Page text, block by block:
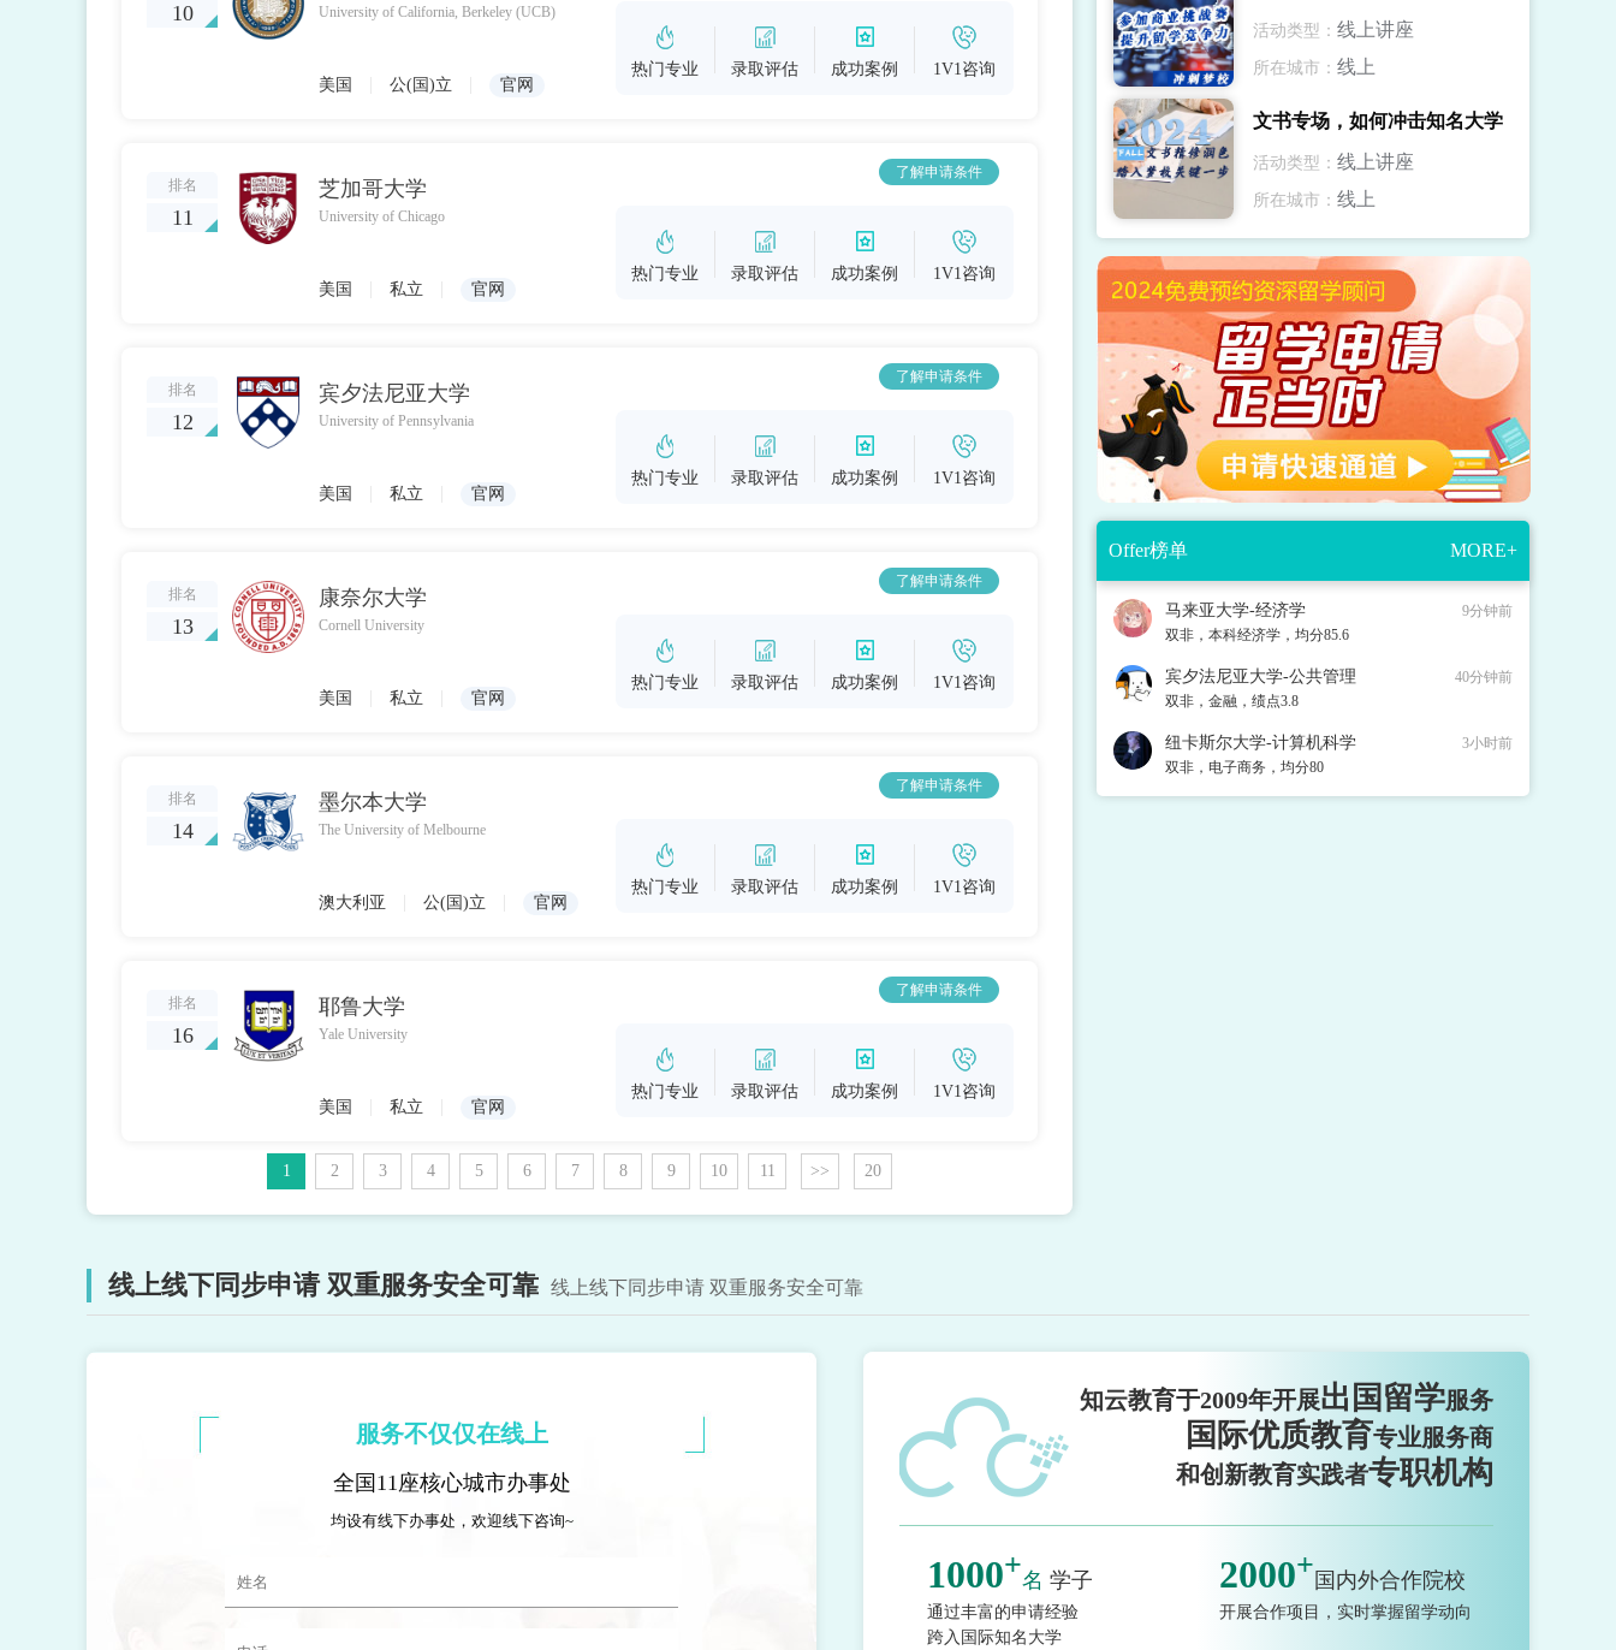
10 University of California, Berkeley (UCB)
美国 公(国)立 官网
热门专业 录取评估 成功案例 1V1咨询
排名
11
芝加哥大学
University of Chicago
美国 私立 官网
了解申请条件
热门专业 录取评估 成功案例 1V1咨询
排名
12
宾夕法尼亚大学
University of Pennsylvania
美国 私立 官网
了解申请条件
热门专业 录取评估 成功案例 1V1咨询
排名
13
康奈尔大学
Cornell University
美国 私立 官网
了解申请条件
热门专业 录取评估 成功案例 1V1咨询
排名
14
墨尔本大学
The University of Melbourne
澳大利亚 公(国)立 官网
了解申请条件
热门专业 录取评估 成功案例 1V1咨询
排名
16
耶鲁大学
Yale University
美国 私立 官网
了解申请条件
热门专业 录取评估 成功案例 1V1咨询
1 2 3 4 5 6 7 8 9 10 11 >> 20
活动类型： 线上讲座
所在城市： 线上
文书专场，如何冲击知名大学
活动类型： 线上讲座
所在城市： 线上
Offer榜单 MORE+
马来亚大学-经济学
双非，本科经济学，均分85.6
9分钟前
宾夕法尼亚大学-公共管理
双非，金融，绩点3.8
40分钟前
纽卡斯尔大学-计算机科学
双非，电子商务，均分80
3小时前
线上线下同步申请 双重服务安全可靠 线上线下同步申请 双重服务安全可靠
服务不仅仅在线上
全国11座核心城市办事处
均设有线下办事处，欢迎线下咨询~
知云教育于2009年开展出国留学服务
国际优质教育专业服务商
和创新教育实践者专职机构
1000+名 学子
通过丰富的申请经验
跨入国际知名大学
2000+ 国内外合作院校
开展合作项目，实时掌握留学动向